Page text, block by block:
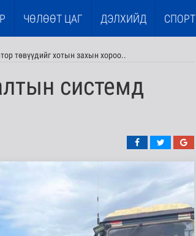
ЧӨЛӨӨТ ЦАГ ДЭЛХИЙД СПОРТ
төвүүдийг хотын захын хороо..
системд